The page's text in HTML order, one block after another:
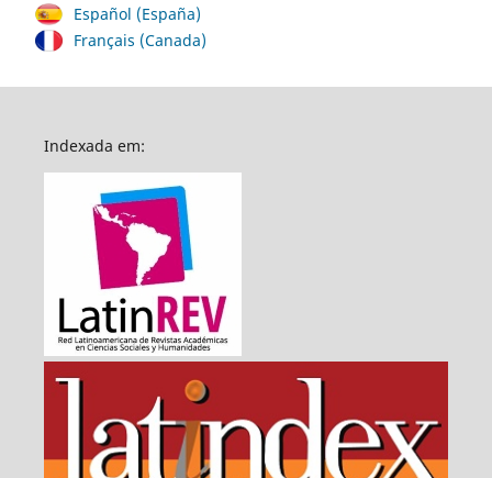
Español (España)
Français (Canada)
Indexada em: